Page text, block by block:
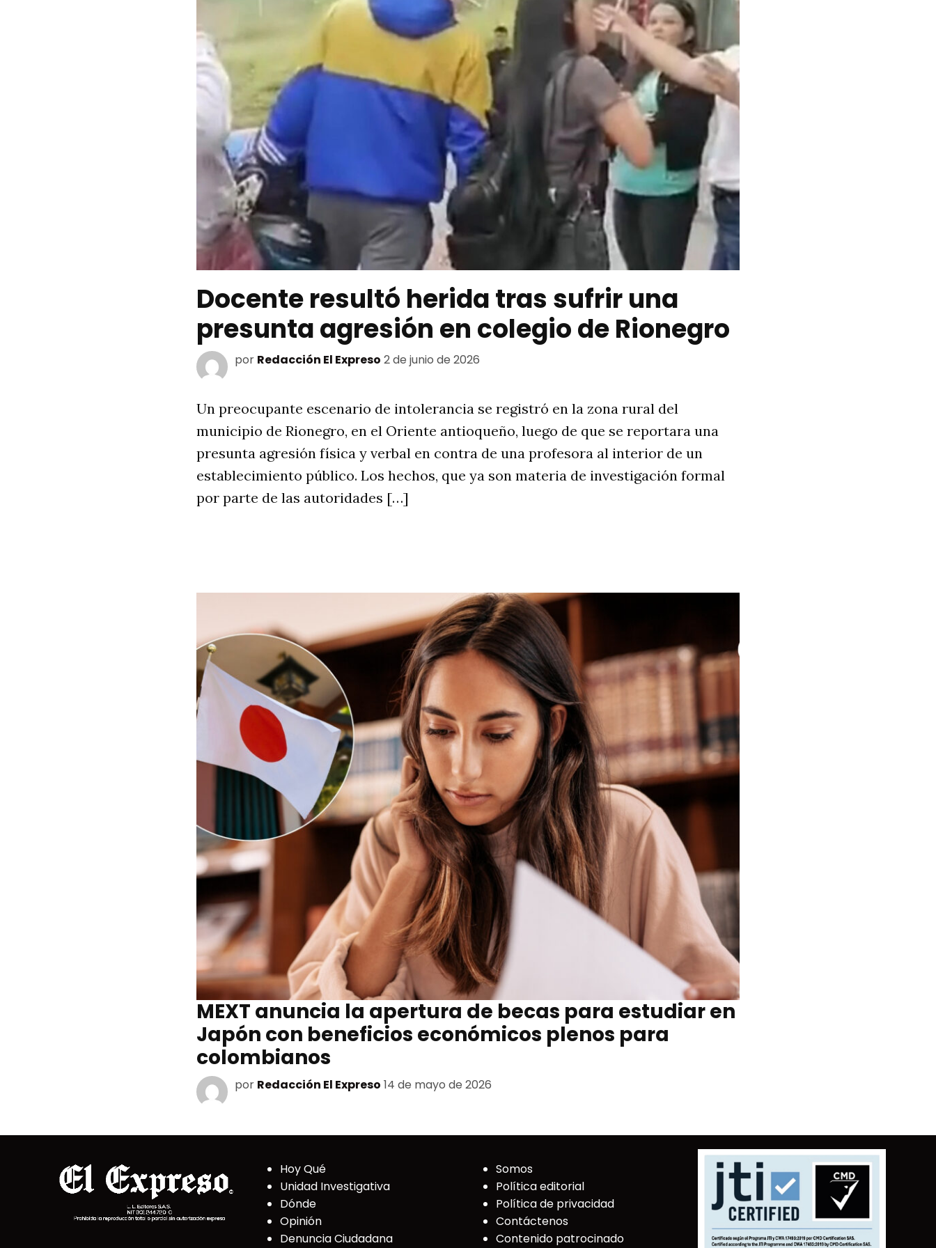
Docente resultó herida tras sufrir una
presunta agresión en colegio de Rionegro
por Redacción El Expreso 2 de junio de 2026
Un preocupante escenario de intolerancia se registró en la zona rural del
municipio de Rionegro, en el Oriente antioqueño, luego de que se reportara una
presunta agresión física y verbal en contra de una profesora al interior de un
establecimiento público. Los hechos, que ya son materia de investigación formal
por parte de las autoridades […]
MEXT anuncia la apertura de becas para estudiar en
Japón con beneficios económicos plenos para
colombianos
por Redacción El Expreso 14 de mayo de 2026
Hoy Qué
Unidad Investigativa
Dónde
Opinión
Denuncia Ciudadana
Somos
Política editorial
Política de privacidad
Contáctenos
Contenido patrocinado